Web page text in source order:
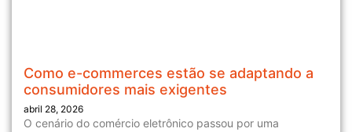
Como e-commerces estão se adaptando a
consumidores mais exigentes
abril 28, 2026
O cenário do comércio eletrônico passou por uma